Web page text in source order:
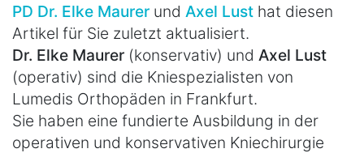
PD Dr. Elke Maurer und Axel Lust hat diesen
Artikel für Sie zuletzt aktualisiert.
Dr. Elke Maurer (konservativ) und Axel Lust
(operativ) sind die Kniespezialisten von
Lumedis Orthopäden in Frankfurt.
Sie haben eine fundierte Ausbildung in der
operativen und konservativen Kniechirurgie